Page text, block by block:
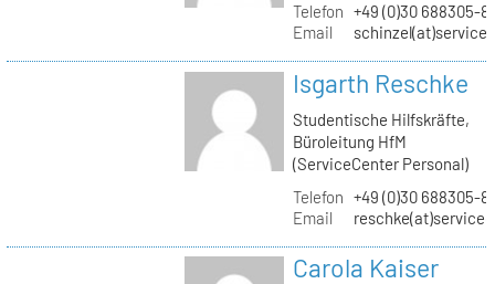
Telefon +49 (0)30 688305-
Email
Isgarth Reschke
Studentische Hilfskräfte,
Büroleitung HfM
(ServiceCenter Personal)
Telefon +49 (0)30 688305-
Email
Carola Kaiser